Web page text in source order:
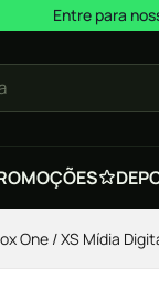
Entre para
One / XS Mídia